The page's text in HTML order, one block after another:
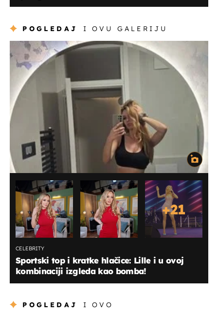
POGLEDAJ I OVU GALERIJU
+21
CELEBRITY
Sportski top i kratke hlačice: Lille i u ovoj
kombinaciji izgleda kao bomba!
POGLEDAJ I OVO